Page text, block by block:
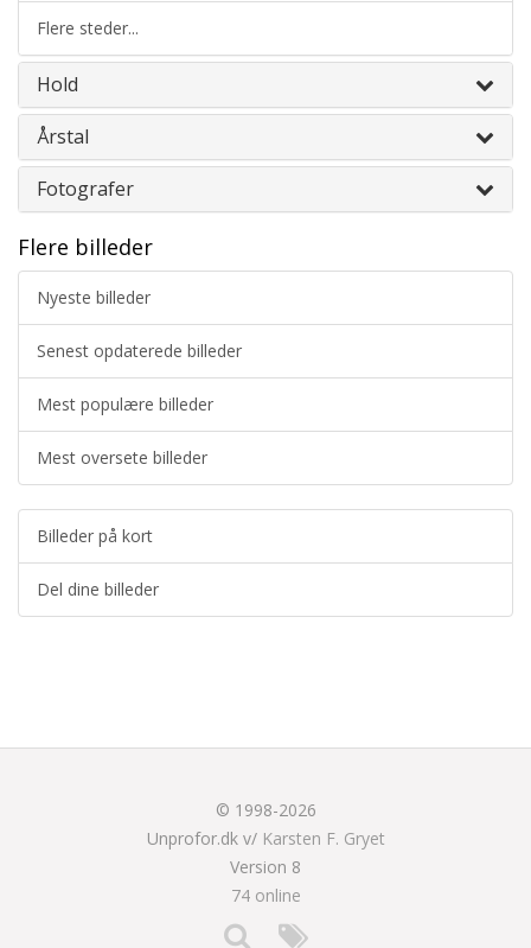
Flere steder...
Hold
Årstal
Fotografer
Flere billeder
Nyeste billeder
Senest opdaterede billeder
Mest populære billeder
Mest oversete billeder
Billeder på kort
Del dine billeder
© 1998-2026
Unprofor.dk v/ Karsten F. Gryet
Version 8
74 online